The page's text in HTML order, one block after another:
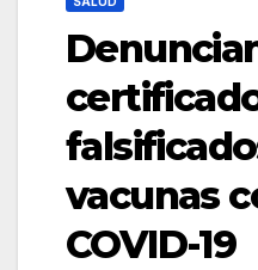
vacunas
COVID-19